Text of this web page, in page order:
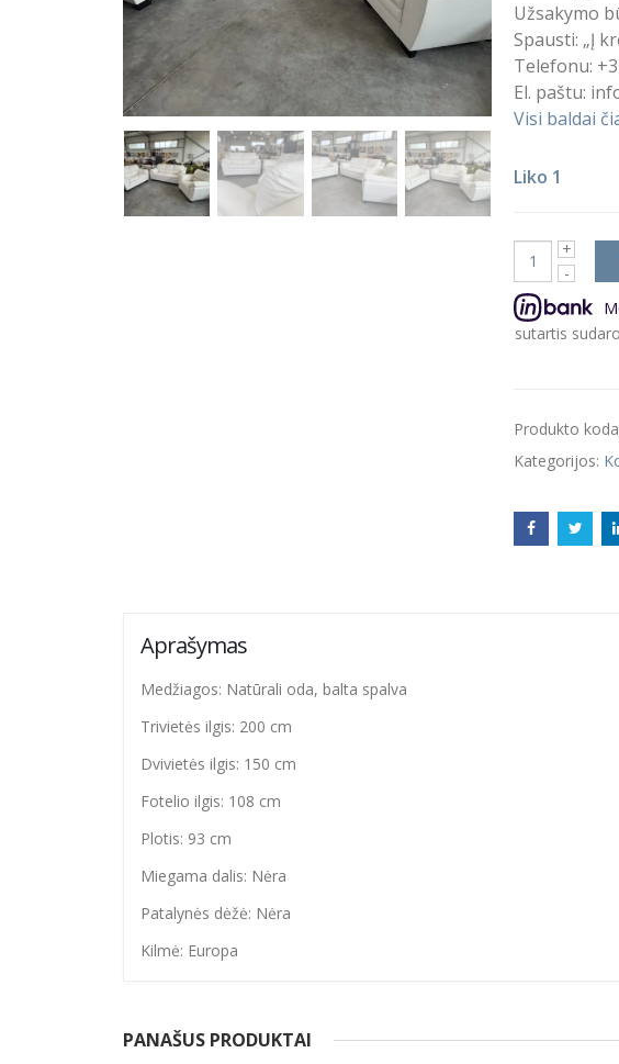
Užsakymo
Spausti: „Į
Telefonu:
El. paštu:
Visi baldai
Liko 1
Pavyzdžiui, skolinantis 2,670.00 EUR, kai sutartis sudaroma 24
Produkto
Kategorijos:
Aprašymas
Medžiagos: Natūrali oda, balta spalva
Trivietės ilgis: 200 cm
Dvivietės ilgis: 150 cm
Fotelio ilgis: 108 cm
Plotis: 93 cm
Miegama dalis: Nėra
Patalynės dėžė: Nėra
Kilmė: Europa
PANAŠUS PRODUKTAI